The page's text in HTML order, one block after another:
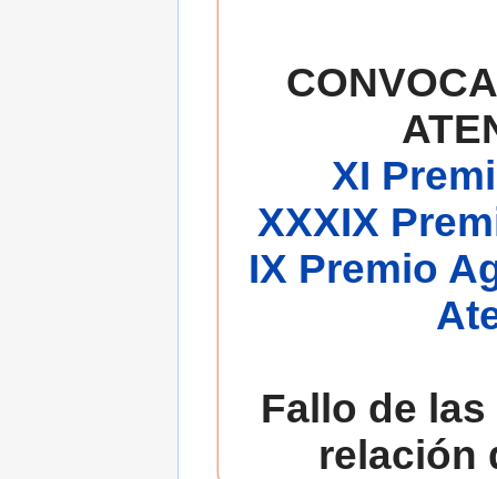
XI
XXXIX
IX Premio
Fallo de
relación